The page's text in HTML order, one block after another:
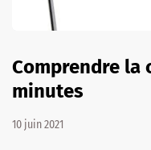
Comprendre la
minutes
10 juin 2021